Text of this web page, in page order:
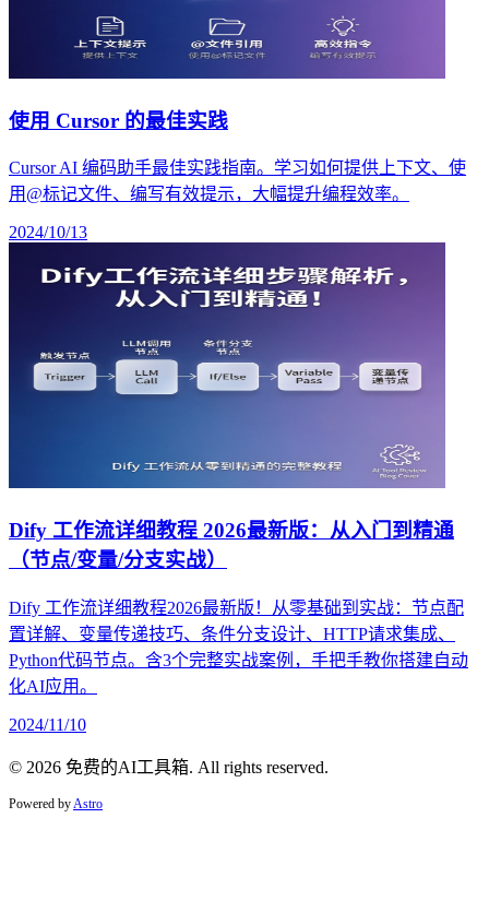
使用 Cursor 的最佳实践
Cursor AI 编码助手最佳实践指南。学习如何提供上下文、使
用@标记文件、编写有效提示，大幅提升编程效率。
2024/10/13
Dify 工作流详细教程 2026最新版：从入门到精通
（节点/变量/分支实战）
Dify 工作流详细教程2026最新版！从零基础到实战：节点配
置详解、变量传递技巧、条件分支设计、HTTP请求集成、
Python代码节点。含3个完整实战案例，手把手教你搭建自动
化AI应用。
2024/11/10
© 2026 免费的AI工具箱. All rights reserved.
Powered by Astro